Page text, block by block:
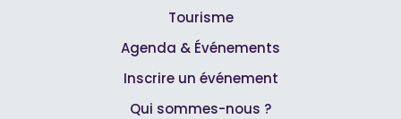
Tourisme
Agenda & Événements
Inscrire un événement
Qui sommes-nous ?